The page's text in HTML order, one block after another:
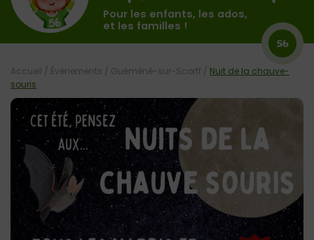
Pour les enfants, les ados,
et les familles !
56
Accueil / Évènements / Guéméné-sur-Scorff / Nuit de la chauve-
souris